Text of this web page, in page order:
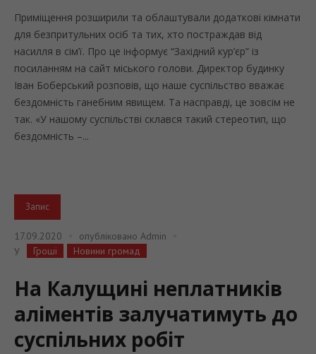
Приміщення розширили та облаштували додаткові кімнати
для безпритульних осіб та тих, хто постраждав від
насилля в сім’ї. Про це інформує “Західний кур’єр” із
посиланням на сайт міського голови. Директор будинку
Іван Боберський розповів, що наше суспільство вважає
бездомність ганебним явищем. Та насправді, це зовсім не
так. «У нашому суспільстві склався такий стереотип, що
бездомність –...
Запис
17.09.2020 опубліковано Admin
У
Гроші Новини громад
На Калущині неплатників
аліментів залучатимуть до
суспільних робіт